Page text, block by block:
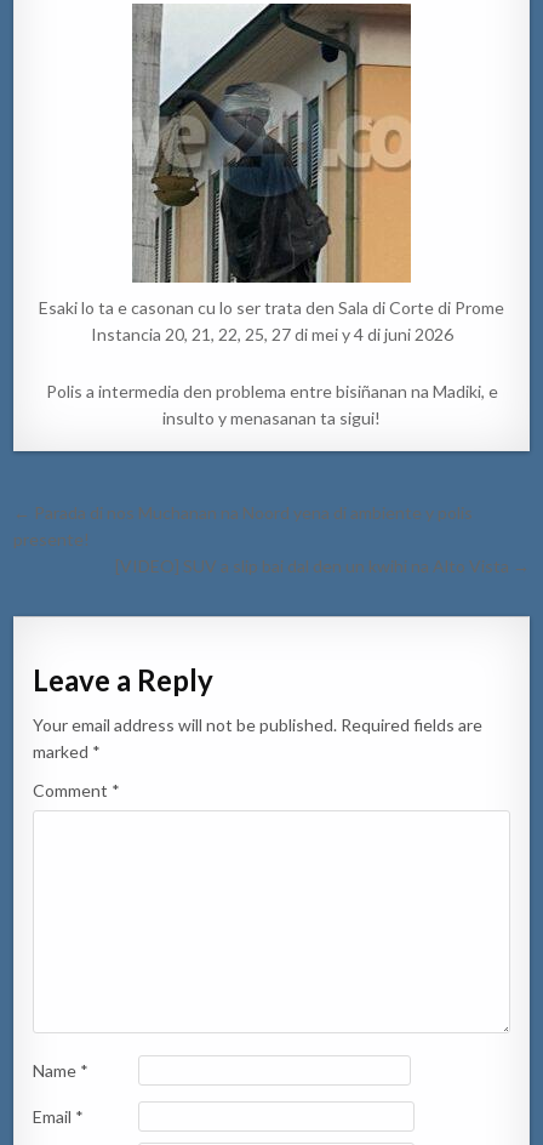
Esaki lo ta e casonan cu lo ser trata den Sala di Corte di Prome
Instancia 20, 21, 22, 25, 27 di mei y 4 di juni 2026
Polis a intermedia den problema entre bisiñanan na Madiki, e
insulto y menasanan ta sigui!
Post
navigation
← Parada di nos Muchanan na Noord yena di ambiente y polis
presente!
[VIDEO] SUV a slip bai dal den un kwihi na Alto Vista →
Leave a Reply
Your email address will not be published. Required fields are
marked *
Comment *
Name *
Email *